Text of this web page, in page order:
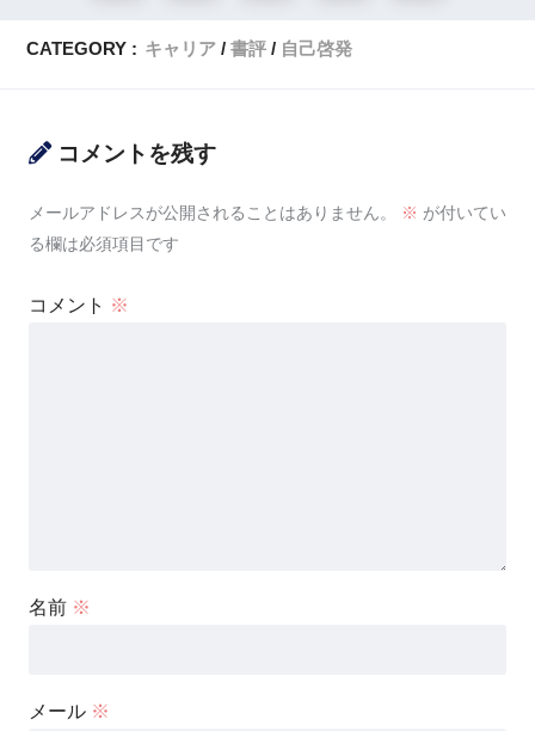
CATEGORY : キャリア 書評 自己啓発
コメントを残す
メールアドレスが公開されることはありません。 ※ が付いてい
る欄は必須項目です
コメント ※
名前 ※
メール ※